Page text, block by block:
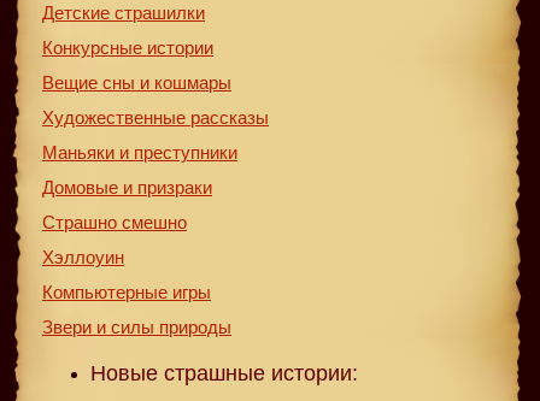
Детские страшилки
Конкурсные истории
Вещие сны и кошмары
Художественные рассказы
Маньяки и преступники
Домовые и призраки
Страшно смешно
Хэллоуин
Компьютерные игры
Звери и силы природы
Новые страшные истории: